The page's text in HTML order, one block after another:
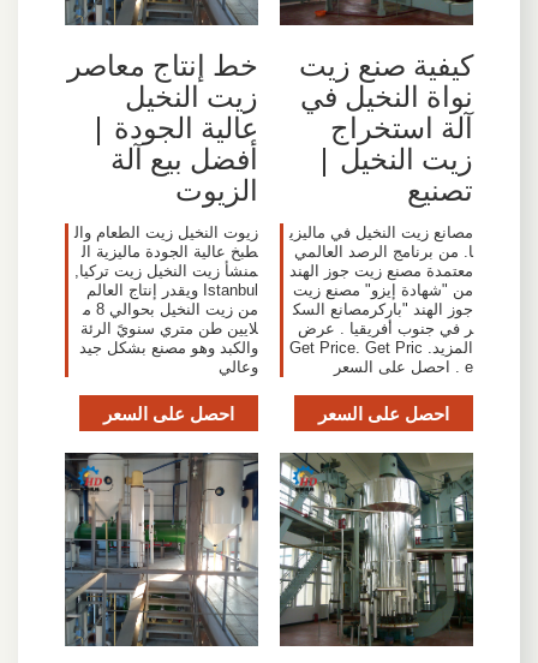
كيفية صنع زيت
نواة النخيل في
آلة استخراج
زيت النخيل |
تصنيع
مصانع زيت النخيل في ماليزي
ا. من برنامج الرصد العالمي
معتمدة مصنع زيت جوز الهند
من "شهادة إيزو" مصنع زيت
جوز الهند "باركرمصانع السك
ر في جنوب أفريقيا . عرض
المزيد. Get Price. Get Pric
e . احصل على السعر
احصل على السعر
خط إنتاج معاصر
زيت النخيل
عالية الجودة |
أفضل بيع آلة
الزيوت
زيوت النخيل زيت الطعام وال
طبخ عالية الجودة ماليزية ال
منشأ زيت النخيل زيت تركيا,
Istanbul ويقدر إنتاج العالم
من زيت النخيل بحوالي 8 م
لايين طن متري سنويً الرئة
والكبد وهو مصنع بشكل جيد
وعالي
احصل على السعر